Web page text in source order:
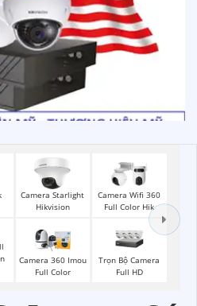
Camera Starlight
Hikvision
Camera Wifi 360
Full Color Hik
Camera 360 Imou
Full Color
Trọn Bộ Camera
Full HD